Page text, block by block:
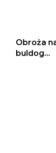
Obroża
buldog...